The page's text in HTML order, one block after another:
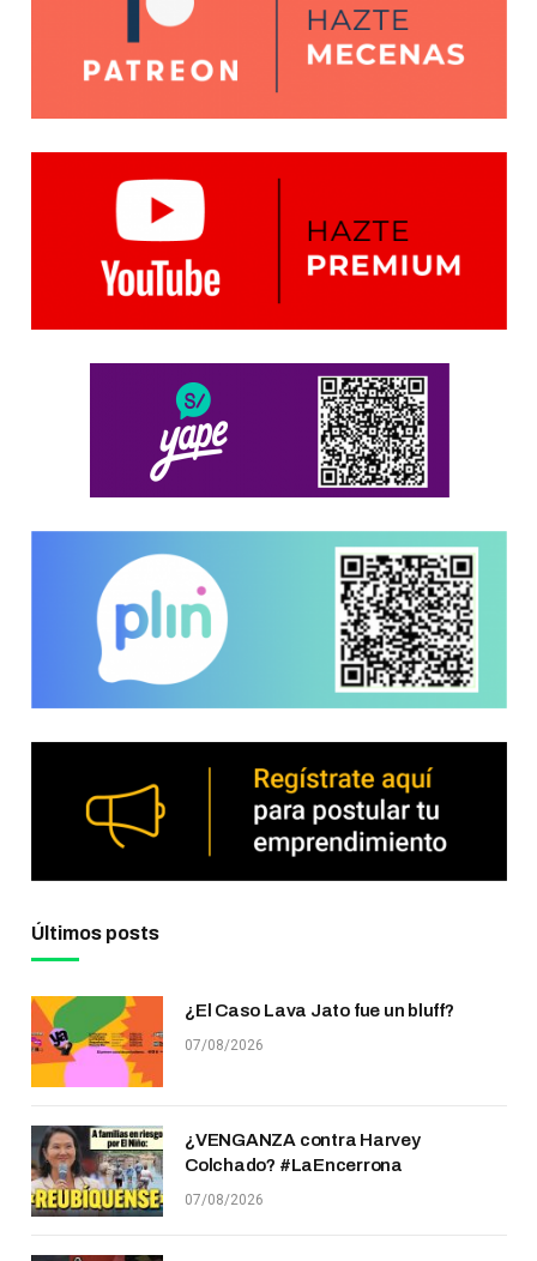
Últimos posts
¿El Caso Lava Jato fue un bluff?
07/08/2026
¿VENGANZA contra Harvey
Colchado? #LaEncerrona
07/08/2026